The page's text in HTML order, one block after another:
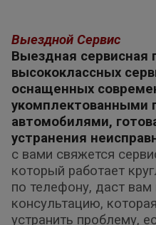
Выездной Сервис
Выездная сервисная
высококлассных
оснащенных
укомплектованными
автомобилями,
устранения
с вами свяжется
который работает
по телефону, даст
консультацию,
устранить проблему,